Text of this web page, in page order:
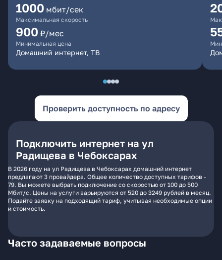
1000 мбит/сек
Максимальная скорость
900 ₽/мес
Минимальная цена
Домашний интернет, ТВ
Проверить доступность по адресу
Подключить интернет на ул
Радищева в Чебоксарах
В 2026 году на ул Радищева в Чебоксарах домашний интернет
предлагают 3 провайдера. Общее количество доступных тарифов -
79. Вы можете выбрать подключение со скоростью от 100 до 500
Мбит/с. Цены на услуги варьируются от 520 до 3249 рублей в месяц.
Подайте заявку на подходящий тариф, учитывая необходимые опции
и стоимость.
Часто задаваемые вопросы